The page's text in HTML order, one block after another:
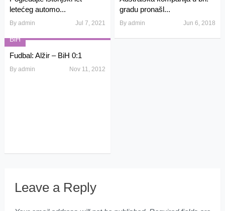
letećeg automo...
By admin Jul 7, 2021
gradu pronašl...
Byadmin Jun 6, 2018
BiH
Fudbal: Alžir – BiH 0:1
By admin Nov 11, 2012
Leave a Reply